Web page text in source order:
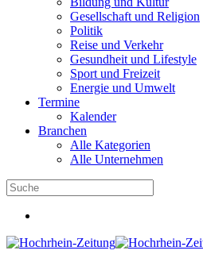
Gesellschaft und Religion
Politik
Reise und Verkehr
Gesundheit und Lifestyle
Sport und Freizeit
Energie und Umwelt
Termine
Kalender
Branchen
Alle Kategorien
Alle Unternehmen